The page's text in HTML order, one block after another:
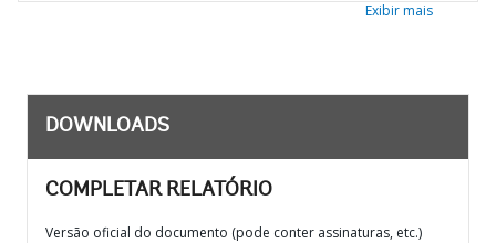
Exibir mais
DOWNLOADS
COMPLETAR RELATÓRIO
Versão oficial do documento (pode conter assinaturas, etc.)